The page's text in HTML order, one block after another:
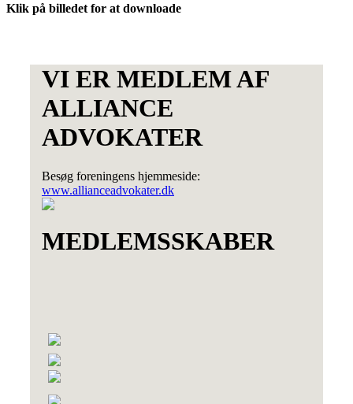
Klik på billedet for at downloade
VI ER MEDLEM AF
ALLIANCE
ADVOKATER
Besøg foreningens hjemmeside:
www.allianceadvokater.dk
MEDLEMSSKABER